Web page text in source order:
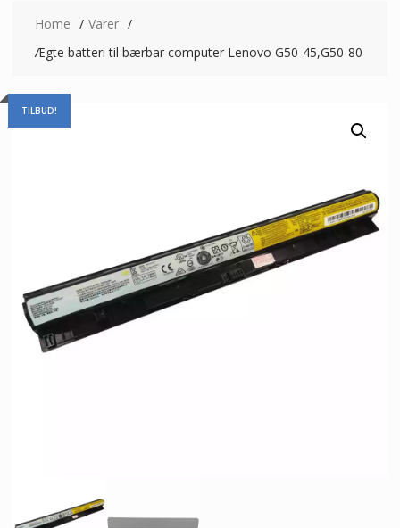
Home
Varer
Ægte batteri til bærbar computer Lenovo G50-45,G50-80
TILBUD!